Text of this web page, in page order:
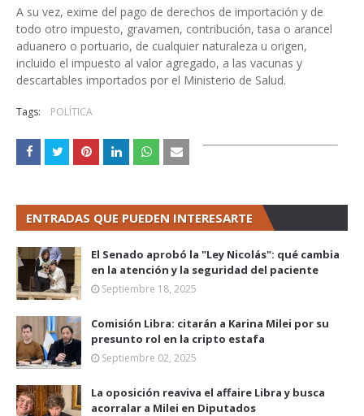
A su vez, exime del pago de derechos de importación y de
todo otro impuesto, gravamen, contribución, tasa o arancel
aduanero o portuario, de cualquier naturaleza u origen,
incluido el impuesto al valor agregado, a las vacunas y
descartables importados por el Ministerio de Salud.
Tags: POLÍTICA
ENTRADAS QUE PUEDEN INTERESARTE
El Senado aprobó la "Ley Nicolás": qué cambia
en la atención y la seguridad del paciente
Septiembre 18, 2025
Comisión Libra: citarán a Karina Milei por su
presunto rol en la cripto estafa
Septiembre 02, 2025
La oposición reaviva el affaire Libra y busca
acorralar a Milei en Diputados